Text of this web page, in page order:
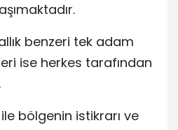
benzeri tek adam
ise herkes tarafından
bölgenin istikrarı ve